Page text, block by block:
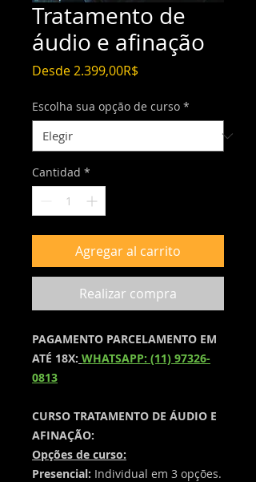
Tratamento de
áudio e afinação
Desde2.399,00R$
oferta
Escolha sua opção de curso *
Cantidad *
Agregar al carrito
Realizar compra
PAGAMENTO PARCELAMENTO EM
ATÉ 18X: WHATSAPP: (11) 97326-
0813
CURSO TRATAMENTO DE ÁUDIO E
AFINAÇÃO:
Opções de curso:
Presencial: Individual em 3 opções.